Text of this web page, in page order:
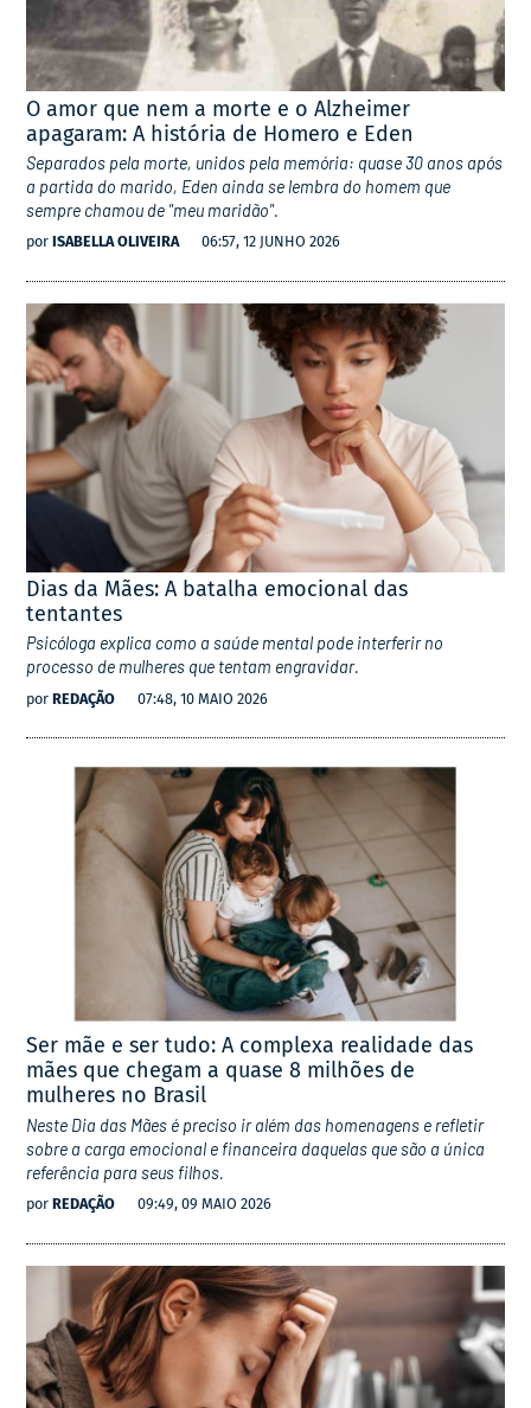
O amor que nem a morte e o Alzheimer
apagaram: A história de Homero e Eden
Separados pela morte, unidos pela memória: quase 30 anos após
a partida do marido, Eden ainda se lembra do homem que
sempre chamou de "meu maridão".
por ISABELLA OLIVEIRA 06:57, 12 JUNHO 2026
Dias da Mães: A batalha emocional das
tentantes
Psicóloga explica como a saúde mental pode interferir no
processo de mulheres que tentam engravidar.
por REDAÇÃO 07:48, 10 MAIO 2026
Ser mãe e ser tudo: A complexa realidade das
mães que chegam a quase 8 milhões de
mulheres no Brasil
Neste Dia das Mães é preciso ir além das homenagens e refletir
sobre a carga emocional e financeira daquelas que são a única
referência para seus filhos.
por REDAÇÃO 09:49, 09 MAIO 2026